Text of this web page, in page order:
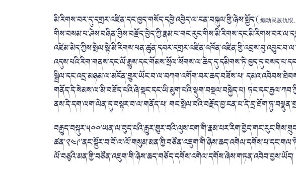
མི་རིགས་བར་དུ་དགྲར་འཛིན་དང་ཁྱད་གསོད་དབྱེ་འབྱེད་ལ་ངན་བསྐུལ་གྱི་ཉེས་སྤྱོད་(煽动民族仇恨
སྒྲིལ་དང་འདྲ་མཉམ་ལ་མངོན་གྱུར་ཡོང་བ་ལ་བཀག་འགོག་བར་ཆད་བཟོས་པ།
གནོད་དེ་སེམས་ལ་མི་བཟོད་པའི་ཞེ་སྡང་དང་ཡི་མུག་པའི་སྡུག་བསྔལ་བསྐྱེད་པ།
ནས་དེ་དག་ལག་ལེན་དུ་བསྟར་བ་ལ་གནོད་པ།
ལོ་བཅུའི་མན་གྱི་བཙོན་འཇུག་གི་ཉེས་ཆད་གཅོད་དགོས་འགེལ་དགོས་ཞེས་གཏན་འབེབ་བྱས་ཡོད།